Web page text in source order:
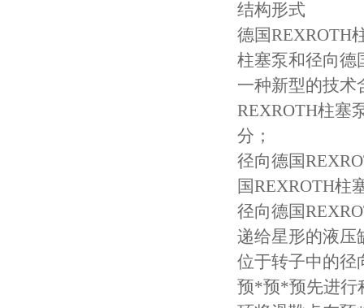
结构形式
德国REXROTH
柱塞泵和径向德
一种新型的技术
REXROTH柱塞
分；
径向德国
国REXROTH柱
径向德国
递给星形的液压
位于转子中的
预*预*预先进行